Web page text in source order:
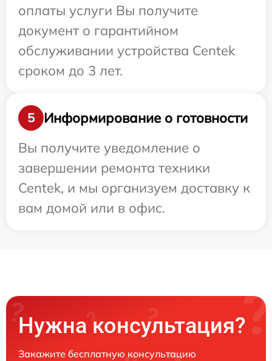
оплаты услуги Вы получите
документ о гарантийном
обслуживании устройства Centek
сроком до 3 лет.
5
Информирование о готовности
Вы получите уведомление о
завершении ремонта техники
Centek, и мы организуем доставку к
вам домой или в офис.
Нужна консультация?
Закажите бесплатную консультацию